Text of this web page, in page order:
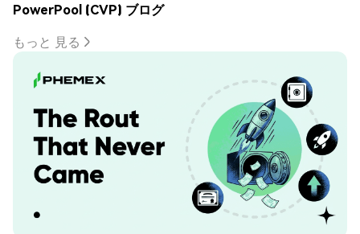
PowerPool (CVP) ブログ
もっと 見る